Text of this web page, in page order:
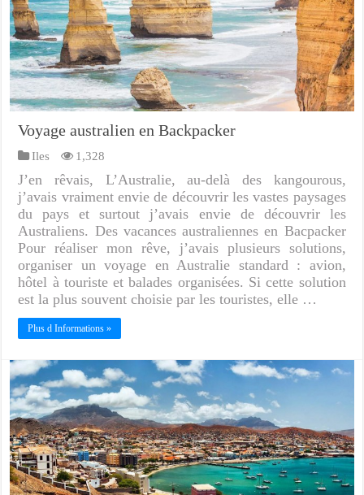
Voyage australien en Backpacker
Iles 1,328
J’en rêvais, L’Australie, au-delà des kangourous,
j’avais vraiment envie de découvrir les vastes paysages
du pays et surtout j’avais envie de découvrir les
Australiens. Des vacances australiennes en Bacpacker
Pour réaliser mon rêve, j’avais plusieurs solutions,
organiser un voyage en Australie standard : avion,
hôtel à touriste et balades organisées. Si cette solution
est la plus souvent choisie par les touristes, elle …
Plus d Informations »